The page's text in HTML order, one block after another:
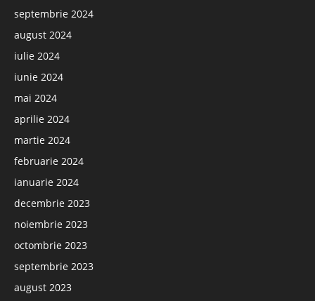
septembrie 2024
august 2024
iulie 2024
iunie 2024
mai 2024
aprilie 2024
martie 2024
februarie 2024
ianuarie 2024
decembrie 2023
noiembrie 2023
octombrie 2023
septembrie 2023
august 2023